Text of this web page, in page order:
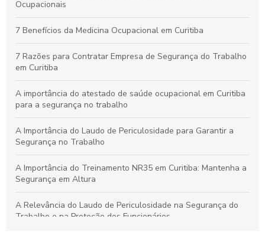
Saúde e Segurança no Trabalho
Curso de NR10 em Curitiba: Essencial para Garantir a
Segurança no Trabalho
Ocupacionais
7 Benefícios da Medicina Ocupacional em Curitiba
7 Razões para Contratar Empresa de Segurança do Trabalho
em Curitiba
A importância do atestado de saúde ocupacional em Curitiba
para a segurança no trabalho
A Importância do Laudo de Periculosidade para Garantir a
Segurança no Trabalho
A Importância do Treinamento NR35 em Curitiba: Mantenha a
Segurança em Altura
A Relevância do Laudo de Periculosidade na Segurança do
Trabalho e na Proteção dos Funcionários